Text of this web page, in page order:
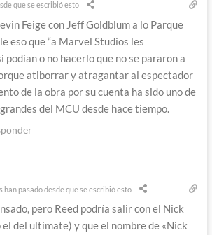
que se escribió esto
Feige con Jeff Goldblum a lo Parque
eso que “a Marvel Studios les
podían o no hacerlo que no se pararon a
atiborrar y atragantar al espectador
de la obra por su cuenta ha sido uno de
del MCU desde hace tiempo.
han pasado desde que se escribió esto
pero Reed podría salir con el Nick
del ultimate) y que el nombre de «Nick